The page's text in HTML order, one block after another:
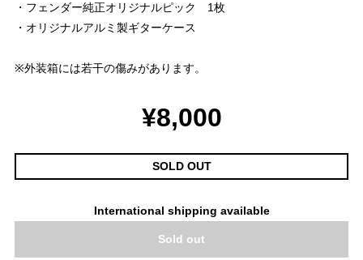
・フェンダー純正オリジナルピック 1枚
・オリジナルアルミ製ギターケース
※外装箱には若干の傷みがあります。
¥8,000
SOLD OUT
International shipping available
Sold out